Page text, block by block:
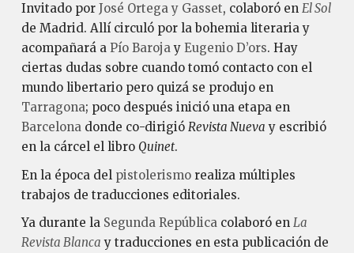
Invitado por José Ortega y Gasset, colaboró en El Sol
de Madrid. Allí circuló por la bohemia literaria y
acompañará a Pío Barojay Eugenio D’ors. Hay
ciertas dudas sobre cuando tomó contacto con el
mundo libertario pero quizá se produjo en
Tarragona; poco después inició una etapa en
Barcelonadonde co-dirigió Revista Nueva y escribió
en la cárcel el libro Quinet.
En la época del pistolerismorealiza múltiples
trabajos de traducciones editoriales.
Ya durante la Segunda Repúblicacolaboró en La
Revista Blanca y traducciones en esta publicación de